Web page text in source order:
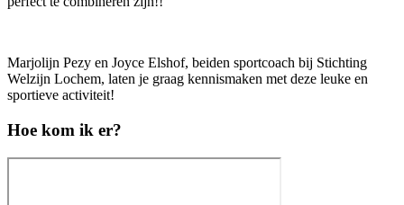
Marjolijn Pezy en Joyce Elshof, beiden sportcoach bij Stichting
Welzijn Lochem, laten je graag kennismaken met deze leuke en
sportieve activiteit!
Hoe kom ik er?